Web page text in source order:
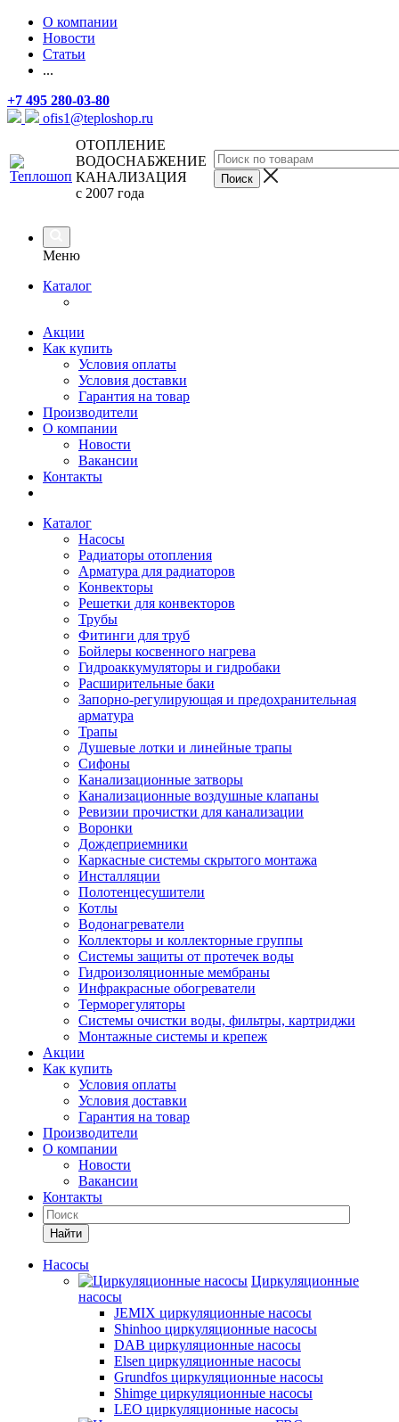
О компании
Новости
Статьи
...
+7 495 280-03-80
ofis1@teploshop.ru
ОТОПЛЕНИЕ
ВОДОСНАБЖЕНИЕ
КАНАЛИЗАЦИЯ
с 2007 года
Меню
Каталог
Акции
Как купить
Условия оплаты
Условия доставки
Гарантия на товар
Производители
О компании
Новости
Вакансии
Контакты
Каталог
Насосы
Радиаторы отопления
Арматура для радиаторов
Конвекторы
Решетки для конвекторов
Трубы
Фитинги для труб
Бойлеры косвенного нагрева
Гидроаккумуляторы и гидробаки
Расширительные баки
Запорно-регулирующая и предохранительная
арматура
Трапы
Душевые лотки и линейные трапы
Сифоны
Канализационные затворы
Канализационные воздушные клапаны
Ревизии прочистки для канализации
Воронки
Дождеприемники
Каркасные системы скрытого монтажа
Инсталляции
Полотенцесушители
Котлы
Водонагреватели
Коллекторы и коллекторные группы
Системы защиты от протечек воды
Гидроизоляционные мембраны
Инфракрасные обогреватели
Терморегуляторы
Системы очистки воды, фильтры, картриджи
Монтажные системы и крепеж
Акции
Как купить
Условия оплаты
Условия доставки
Гарантия на товар
Производители
О компании
Новости
Вакансии
Контакты
Найти
Насосы
Циркуляционные
насосы
JEMIX циркуляционные насосы
Shinhoo циркуляционные насосы
DAB циркуляционные насосы
Elsen циркуляционные насосы
Grundfos циркуляционные насосы
Shimge циркуляционные насосы
LEO циркуляционные насосы